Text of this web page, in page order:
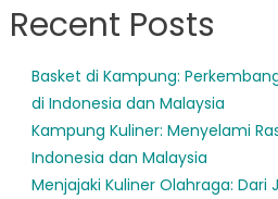
Recent Posts
Basket di Kampung:
di Indonesia dan Malaysia
Kampung Kuliner: Menyelami
Indonesia dan Malaysia
Menjajaki Kuliner Olahraga: Dari